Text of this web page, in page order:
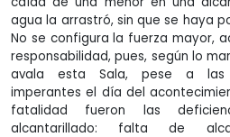
agua la arrastró, sin que se haya
No se configura la fuerza mayor,
responsabilidad, pues, según lo
avala esta Sala, pese a las
imperantes el día del
fatalidad fueron las
alcantarillado: falta de